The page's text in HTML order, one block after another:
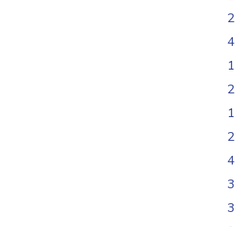
2
4
1
2
1
2
4
3
3